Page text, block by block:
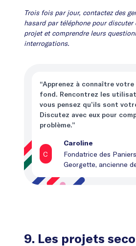
Trois fois par jour, contactez des
hasard par téléphone pour discuter
projet et comprendre leurs
interrogations.
“Apprenez à connaître votre
fond. Rencontrez les
vous pensez qu’ils sont
Discutez avec eux pour
problème.”
C
Caroline
Fondatrice des
Georgette, ancienne
9. Les projets